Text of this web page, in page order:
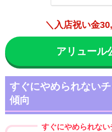
＼入店祝い金
アリュール
すぐにやめられない
傾向
すぐにやめられな